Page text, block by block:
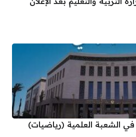
في الشعبة العلمية (رياضيات)